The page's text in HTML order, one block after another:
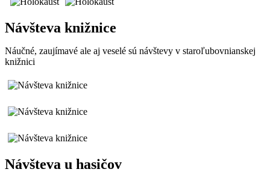
Návšteva knižnice
Náučné, zaujímavé ale aj veselé sú návštevy v staroľubovnianskej
knižnici
Návšteva u hasičov